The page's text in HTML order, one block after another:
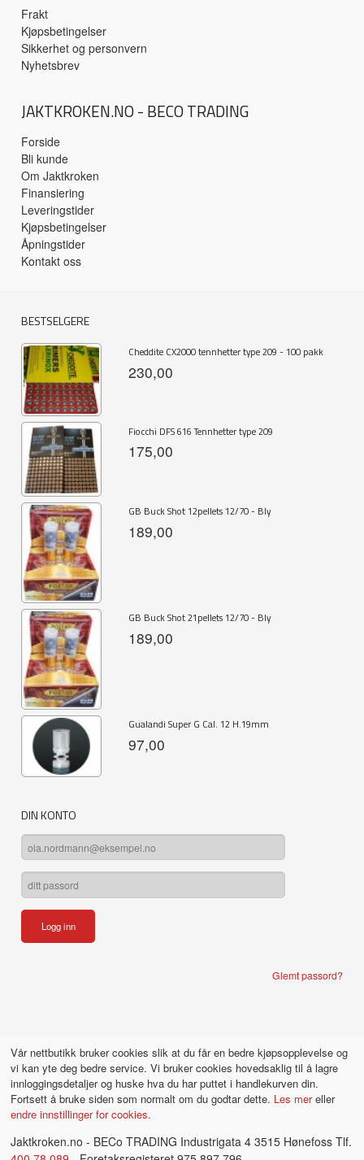
Frakt
Kjøpsbetingelser
Sikkerhet og personvern
Nyhetsbrev
JAKTKROKEN.NO - BECO TRADING
Forside
Bli kunde
Om Jaktkroken
Finansiering
Leveringstider
Kjøpsbetingelser
Åpningstider
Kontakt oss
BESTSELGERE
Cheddite CX2000 tennhetter type 209 - 100 pakk
230,00
Fiocchi DFS 616 Tennhetter type 209
175,00
GB Buck Shot 12pellets 12/70 - Bly
189,00
GB Buck Shot 21pellets 12/70 - Bly
189,00
Gualandi Super G Cal. 12 H.19mm
97,00
DIN KONTO
Glemt passord?
Vår nettbutikk bruker cookies slik at du får en bedre kjøpsopplevelse og
vi kan yte deg bedre service. Vi bruker cookies hovedsaklig til å lagre
innloggingsdetaljer og huske hva du har puttet i handlekurven din.
Fortsett å bruke siden som normalt om du godtar dette. Les mereller
endre innstillinger for cookies.
Jaktkroken.no - BECo TRADING Industrigata 4 3515 Hønefoss Tlf.